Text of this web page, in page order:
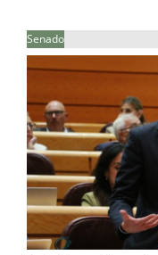
Senado